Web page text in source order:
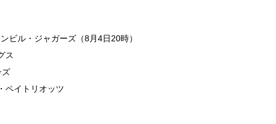
ビル・ジャガーズ（8月4日20時）
ス
ズ
ペイトリオッツ